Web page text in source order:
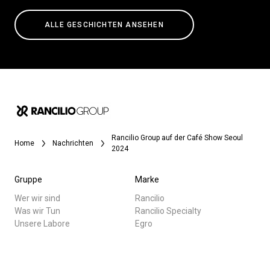
ALLE GESCHICHTEN ANSEHEN
Home Nachrichten
Rancilio Group auf der Café Show Seoul
2024
Gruppe
Wer wir sind
Was wir Tun
Unsere Labore
Marke
Rancilio
Rancilio Specialty
Egro